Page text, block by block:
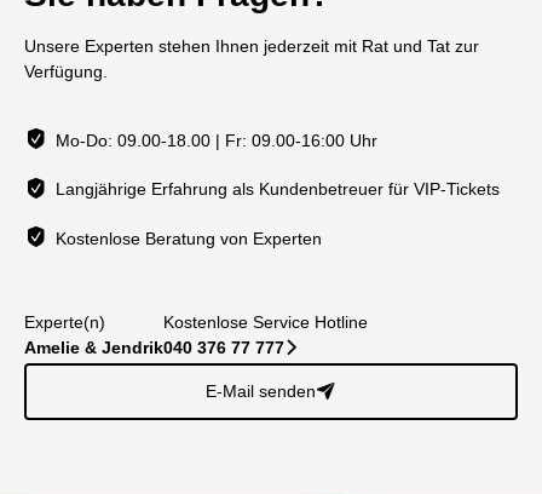
Unsere Experten stehen Ihnen jederzeit mit Rat und Tat zur
Verfügung.
Mo-Do: 09.00-18.00 | Fr: 09.00-16:00 Uhr
Langjährige Erfahrung als Kundenbetreuer für VIP-Tickets
Kostenlose Beratung von Experten
Experte(n)
Amelie & Jendrik
Kostenlose Service Hotline
040 376 77 777􀆊
E-Mail senden􀈠